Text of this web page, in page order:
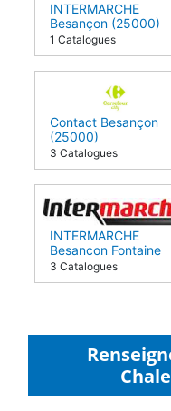
INTERMARCHE
Besançon (25000)
1 Catalogues
Contact Besançon
(25000)
3 Catalogues
INTERMARCHE
Besancon Fontaine
Argent (25000)
3 Catalogues